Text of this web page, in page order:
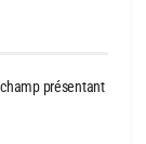
présentant